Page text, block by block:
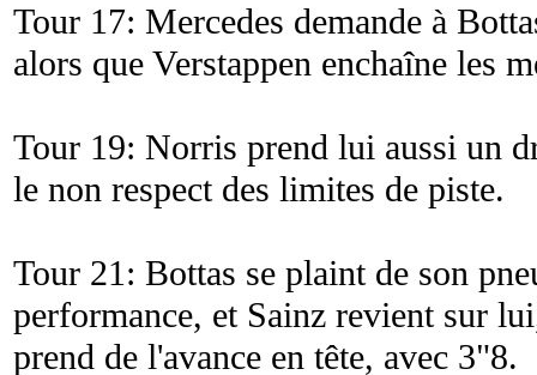
Tour 17: Mercedes demande à
alors que Verstappen enchaîne les
Tour 19: Norris prend lui aussi un
le non respect des limites de piste.
Tour 21: Bottas se plaint de son
performance, et Sainz revient sur
prend de l'avance en tête, avec 3"8.